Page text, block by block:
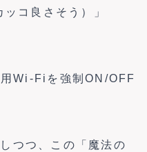
コ良さそう）」
用Wi-Fiを強制ON/OFF
つつ、この「魔法の